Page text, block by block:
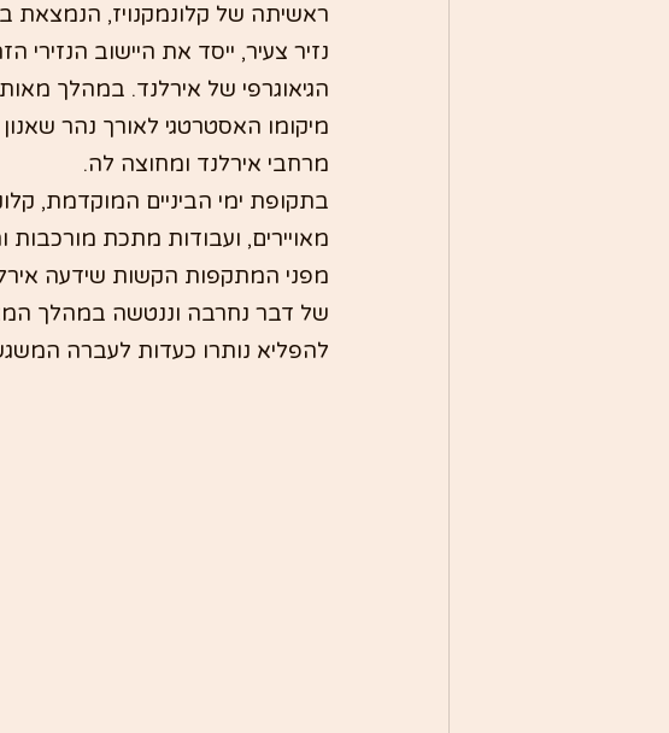
נזיר צעיר, ייסד את היישוב
הגיאוגרפי של אירלנד. במהלך
מיקומו האסטרטגי לאורך נהר
מרחבי אירלנד ומחוצה לה.
בתקופת ימי הביניים המוקדמת,
מאויירים, ועבודות מתכת
מפני המתקפות הקשות שידעה
להפליא נותרו כעדות לעברה